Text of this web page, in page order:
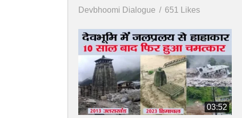
Devbhoomi Dialogue
651 Likes
03:52